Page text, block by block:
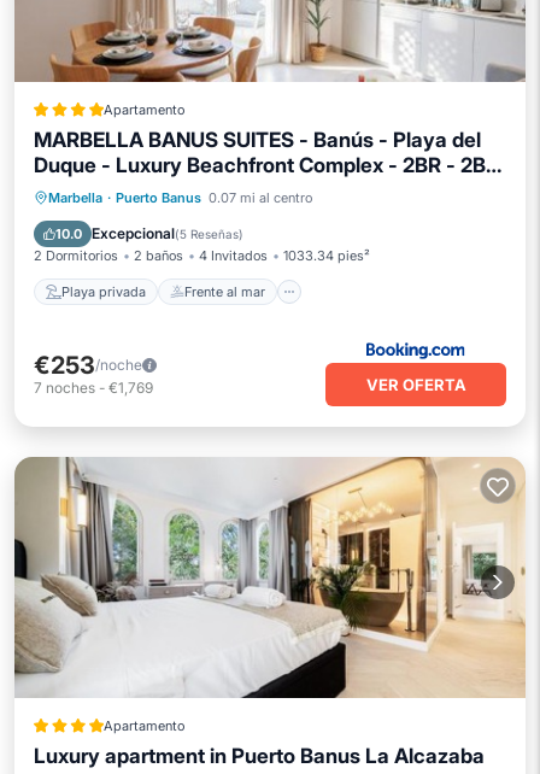
Apartamento
MARBELLA BANUS SUITES - Banús - Playa del
Duque - Luxury Beachfront Complex - 2BR - 2BA
- Direct Beach Access - Just 3 Min Walk to
Puerto Banús Marina - Outdoor Terrace - 35,000
m2 Tropical Gardens - 3 Pools - 2 Onsite
Restaurants - Ideal for Families
Marbella · Puerto Banus 0.07 mi al centro
10.0 Excepcional(5 Reseñas)
2 Dormitorios 2 baños 4 Invitados 1033.34 pies²
Playa privada Frente al mar
Playa privada
Frente al mar
Aparcamiento
€253/noche
7 noches - €1,769 VER OFERTA
Apartamento
Luxury apartment in Puerto Banus La Alcazaba